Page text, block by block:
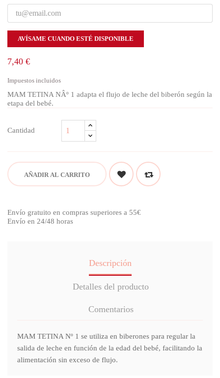
AVÍSAME CUANDO ESTÉ DISPONIBLE
7,40 €
Impuestos incluidos
MAM TETINA NÂº 1 adapta el flujo de leche del biberón según la
etapa del bebé.
Cantidad
AÑADIR AL CARRITO
Envío gratuito en compras superiores a 55€
Envío en 24/48 horas
Descripción
Detalles del producto
Comentarios
MAM TETINA Nº 1 se utiliza en biberones para regular la
salida de leche en función de la edad del bebé, facilitando la
alimentación sin exceso de flujo.